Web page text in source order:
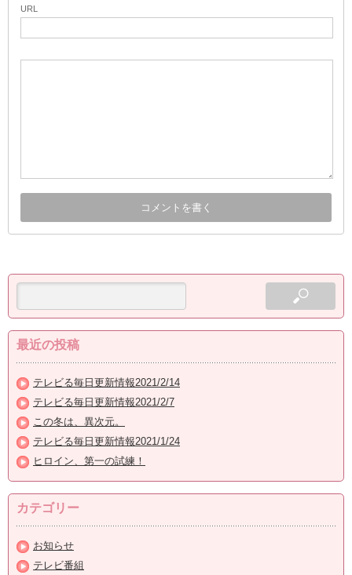
URL
最近の投稿
テレビる毎日更新情報2021/2/14
テレビる毎日更新情報2021/2/7
この冬は、異次元。
テレビる毎日更新情報2021/1/24
ヒロイン、第一の試練！
カテゴリー
お知らせ
テレビ番組